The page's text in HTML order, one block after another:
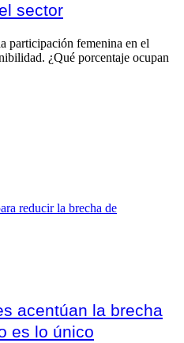
sector
participación femenina en el
¿Qué porcentaje ocupan
acentúan la brecha
es lo único